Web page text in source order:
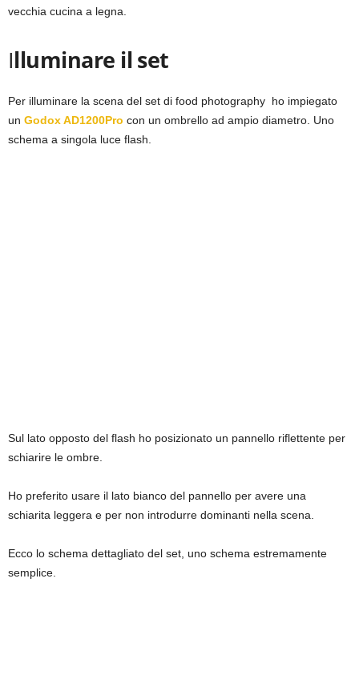
vecchia cucina a legna.
Illuminare il set
Per illuminare la scena del set di food photography ho impiegato
un Godox AD1200Pro con un ombrello ad ampio diametro. Uno
schema a singola luce flash.
Sul lato opposto del flash ho posizionato un pannello riflettente per
schiarire le ombre.
Ho preferito usare il lato bianco del pannello per avere una
schiarita leggera e per non introdurre dominanti nella scena.
Ecco lo schema dettagliato del set, uno schema estremamente
semplice.